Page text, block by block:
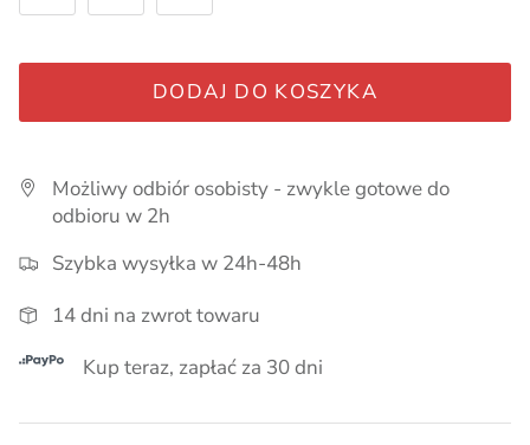
Pieluszki, kocyki
Smoczki, zawieszki, gryzaki
Lampki i akcesoria do pokoju
Ubrania dla chłopców
Myszki i Akcesoria Maileg
DODAJ DO KOSZYKA
Możliwy odbiór osobisty - zwykle gotowe do
odbioru w 2h
Szybka wysyłka w 24h-48h
14 dni na zwrot towaru
Kup teraz, zapłać za 30 dni